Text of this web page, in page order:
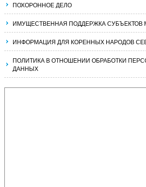
ПОХОРОННОЕ ДЕЛО
ИМУЩЕСТВЕННАЯ ПОДДЕРЖКА СУБЪЕКТОВ
ИНФОРМАЦИЯ ДЛЯ КОРЕННЫХ НАРОДОВ
ПОЛИТИКА В ОТНОШЕНИИ ОБРАБОТКИ
ДАННЫХ